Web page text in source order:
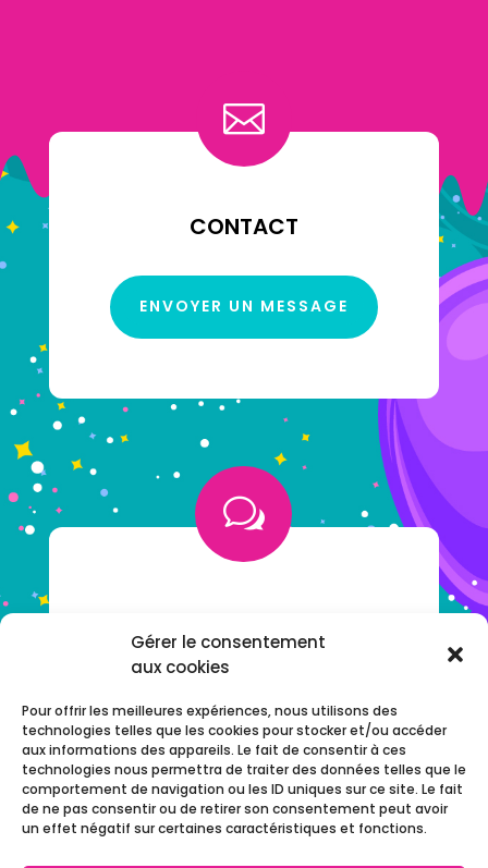
Gérer le consentement
aux cookies
Pour offrir les meilleures expériences, nous utilisons des
technologies telles que les cookies pour stocker et/ou accéder
aux informations des appareils. Le fait de consentir à ces
technologies nous permettra de traiter des données telles que le
comportement de navigation ou les ID uniques sur ce site. Le fait
de ne pas consentir ou de retirer son consentement peut avoir
un effet négatif sur certaines caractéristiques et fonctions.

CONTACT
ENVOYER UN MESSAGE
w
NOTRE F.A.Q